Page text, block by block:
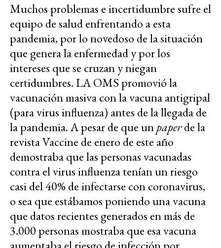
Muchos problemas e incertidumbre sufre el
equipo de salud enfrentando a esta
pandemia, por lo novedoso de la situación
que genera la enfermedad y por los
intereses que se cruzan y niegan
certidumbres. LA OMS promovió la
vacunación masiva con la vacuna antigripal
(para virus influenza) antes de la llegada de
la pandemia. A pesar de que unpaperde la
revista Vaccine de enero de este año
demostraba que las personas vacunadas
contra el virus influenza tenían un riesgo
casi del 40% de infectarse con coronavirus,
o sea que estábamos poniendo una vacuna
que datos recientes generados en más de
3.000 personas mostraba que esa vacuna